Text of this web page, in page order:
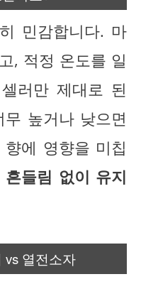
민감합니다. 마
, 적정 온도를 일
러만 제대로 된
높거나 낮으면
에 영향을 미칩
들림 없이 유지
vs 열전소자